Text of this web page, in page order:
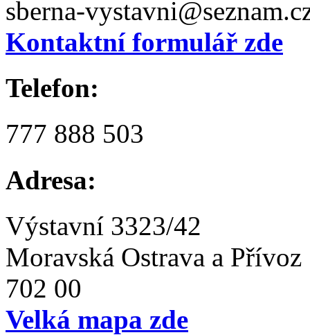
sberna-
Kontaktní formulář zde
Telefon:
777 888 503
Adresa:
Výstavní 3323/42
Moravská Ostrava a Přívoz
702 00
Velká mapa zde